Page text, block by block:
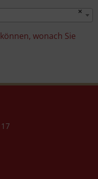
×
wonach Sie